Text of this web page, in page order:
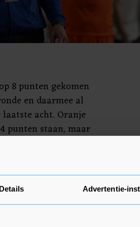
Details Advertentie-
8 punten gekomen
en daarmee al
acht. Oranje
punten staan, maar
met
poule voor de
Oostenrijk.